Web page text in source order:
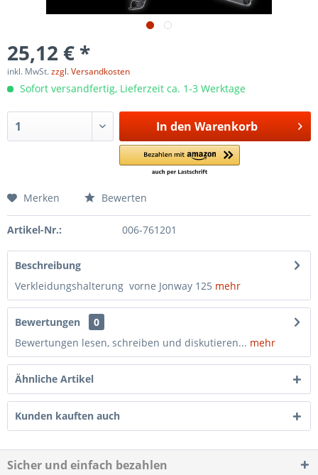
25,12 € *
inkl. MwSt.zzgl. Versandkosten
Sofort versandfertig, Lieferzeit ca. 1-3 Werktage
In den Warenkorb
Merken Bewerten
Artikel-Nr.: 006-761201
Beschreibung
Verkleidungshalterung vorne Jonway 125 mehr
Bewertungen
0
Bewertungen lesen, schreiben und diskutieren... mehr
Ähnliche Artikel
Kunden kauften auch
Sicher und einfach bezahlen